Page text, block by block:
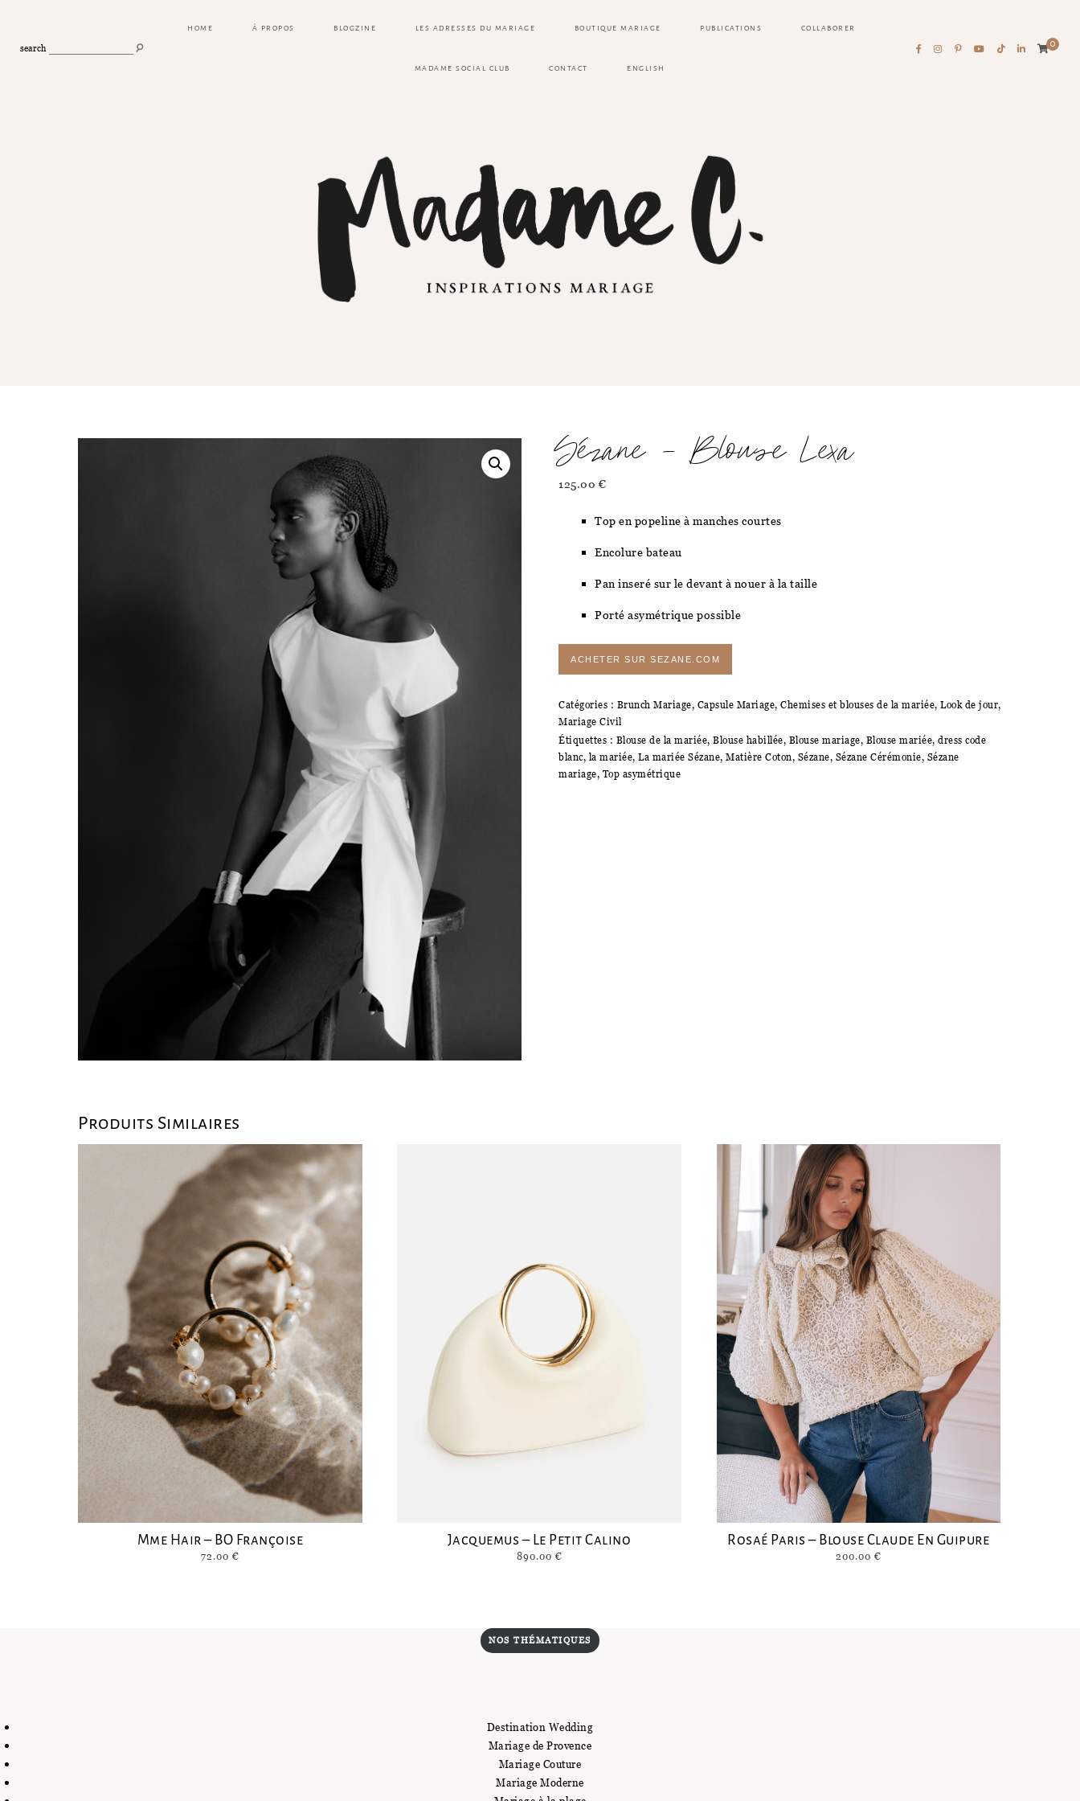
search
HOME À PROPOS BLOGZINE LES ADRESSES DU MARIAGE BOUTIQUE MARIAGE PUBLICATIONS COLLABORER
MADAME SOCIAL CLUB CONTACT ENGLISH
0
Sézane – Blouse Lexa
125.00 €
Top en popeline à manches courtes
Encolure bateau
Pan inseré sur le devant à nouer à la taille
Porté asymétrique possible
ACHETER SUR SEZANE.COM
Catégories : Brunch Mariage, Capsule Mariage, Chemises et blouses de la mariée, Look de jour,
Mariage Civil
Étiquettes : Blouse de la mariée, Blouse habillée, Blouse mariage, Blouse mariée, dress code
blanc, la mariée, La mariée Sézane, Matière Coton, Sézane, Sézane Cérémonie, Sézane
mariage, Top asymétrique
Produits Similaires
Mme Hair – BO Françoise
72.00 €
Jacquemus – Le Petit Calino
890.00 €
Rosaé Paris – Blouse Claude En Guipure
200.00 €
NOS THÉMATIQUES
Destination Wedding
Mariage de Provence
Mariage Couture
Mariage Moderne